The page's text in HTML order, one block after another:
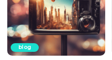
blog